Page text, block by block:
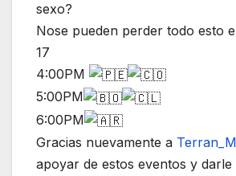
sexo?
Nose pueden perder todo esto
17
4:00PM
5:00PM
6:00PM
Gracias nuevamente a
apoyar de estos eventos y